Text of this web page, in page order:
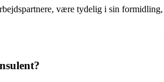
være tydelig i sin